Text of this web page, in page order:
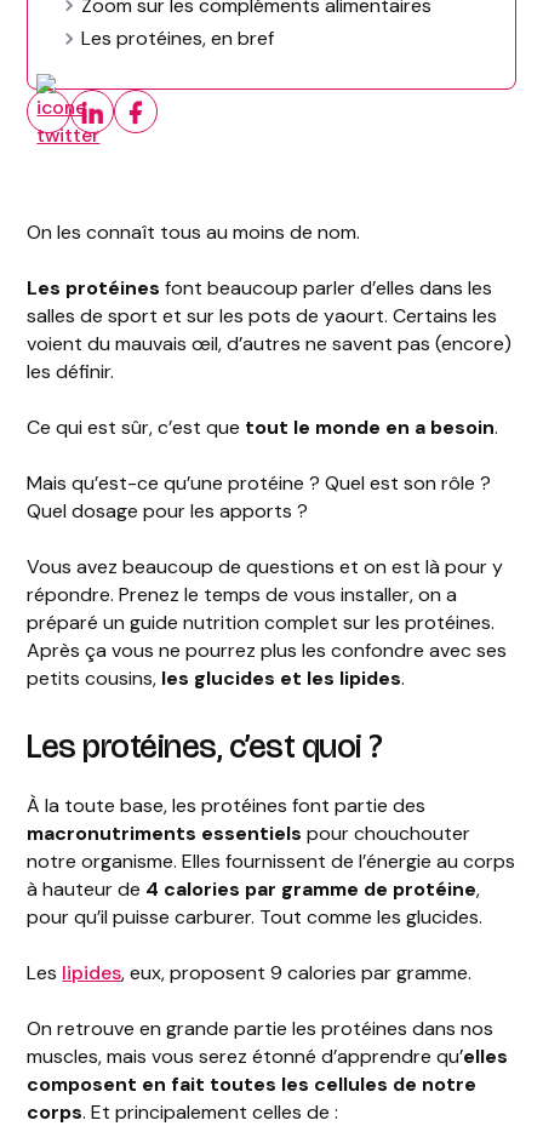
Les protéines, en bref
On les connaît tous au moins de nom.
Les protéines font beaucoup parler d’elles dans les
salles de sport et sur les pots de yaourt. Certains les
voient du mauvais œil, d’autres ne savent pas (encore)
les définir.
Ce qui est sûr, c’est que tout le monde en a besoin.
Mais qu’est-ce qu’une protéine ? Quel est son rôle ?
Quel dosage pour les apports ?
Vous avez beaucoup de questions et on est là pour y
répondre. Prenez le temps de vous installer, on a
préparé un guide nutrition complet sur les protéines.
Après ça vous ne pourrez plus les confondre avec ses
petits cousins, les glucides et les lipides.
Les protéines, c’est quoi ?
À la toute base, les protéines font partie des
macronutriments essentiels pour chouchouter
notre organisme. Elles fournissent de l’énergie au corps
à hauteur de 4 calories par gramme de protéine,
pour qu’il puisse carburer. Tout comme les glucides.
Les lipides, eux, proposent 9 calories par gramme.
On retrouve en grande partie les protéines dans nos
muscles, mais vous serez étonné d’apprendre qu’elles
composent en fait toutes les cellules de notre
corps. Et principalement celles de :